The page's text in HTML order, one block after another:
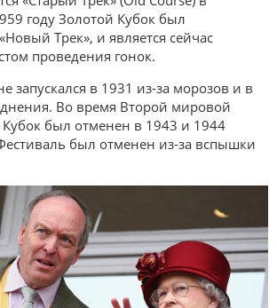
году Золотой Кубок был
Трек», и является сейчас
проведения гонок.
запускался в 1931 из-за морозов и в
Во время Второй мировой
был отменен в 1943 и 1944
был отменен из-за вспышки